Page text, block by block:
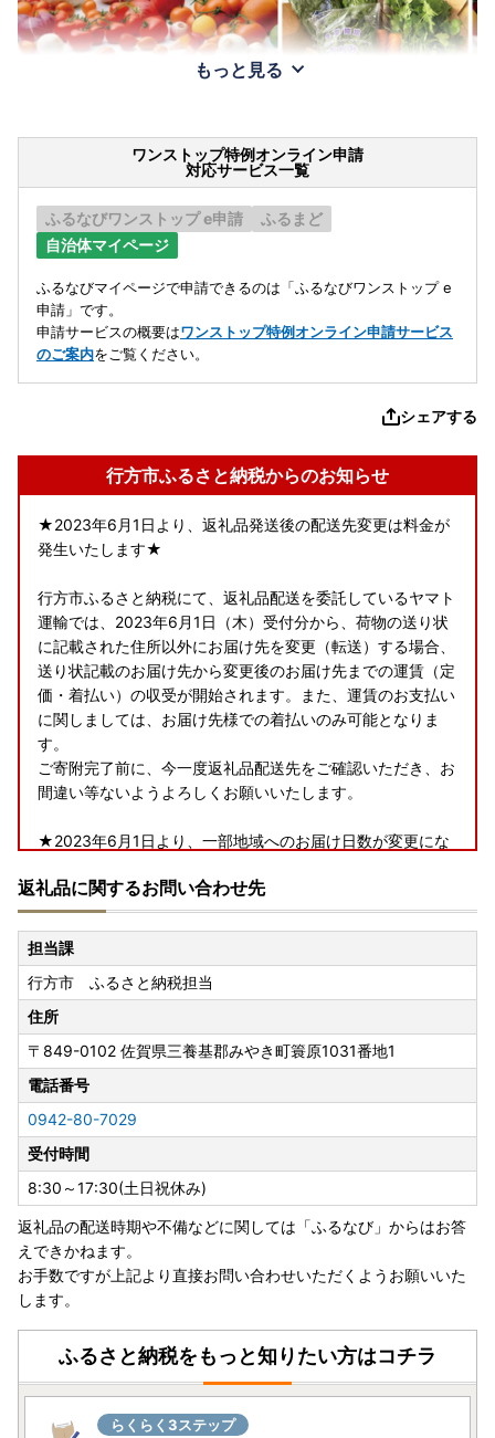
もっと見る
ワンストップ特例オンライン申請
対応サービス一覧
ふるなびワンストップ e申請
ふるまど
自治体マイページ
ふるなびマイページで申請できるのは「ふるなびワンストップ e
申請」です。
申請サービスの概要はワンストップ特例オンライン申請サービス
のご案内をご覧ください。
シェアする
行方市ふるさと納税からのお知らせ
★2023年6月1日より、返礼品発送後の配送先変更は料金が
発生いたします★
行方市ふるさと納税にて、返礼品配送を委託しているヤマト
運輸では、2023年6月1日（木）受付分から、荷物の送り状
に記載された住所以外にお届け先を変更（転送）する場合、
送り状記載のお届け先から変更後のお届け先までの運賃（定
価・着払い）の収受が開始されます。また、運賃のお支払い
に関しましては、お届け先様での着払いのみ可能となりま
す。
ご寄附完了前に、今一度返礼品配送先をご確認いただき、お
間違い等ないようよろしくお願いいたします。
★2023年6月1日より、一部地域へのお届け日数が変更にな
行方市ふるさと納税にて、返礼品配送を委託しているヤマト
運輸では、2023年6月1日（木）受付分から、下記の地域へ
のお届け日数および時間指定帯が変更となります。
賞味期限が短い一部返礼品（クール便配送）につきまして
は、下記対象地域含む一部地域へは配送できないこともござ
いますので、予めご了承くださいますよう、お願い申し上げ
ます。
＜対象地域＞
・島根県（松江市、安来市のみ対象）、広島県（福山市のみ
対象）、鳥取県、岡山県、徳島県、香川県、愛媛県、高知県
■書類の送付について■
寄附金受領証明書、及びワンストップ特例申請書はお申し込
み完了後、2週間から1ヶ月ほどでお送りいたします。
※お申し込み状況により前後する場合がございます。あらか
じめご了承ください。
■寄附金税額控除に係る申告特例申請書（ワンストップ特例
申請書）の送付について ■
せて期限内に下記へご郵送下さい。
返礼品に関するお問い合わせ先
担当課
行方市 ふるさと納税担当
住所
〒849-0102 佐賀県三養基郡みやき町簑原1031番地1
電話番号
0942-80-7029
受付時間
8:30～17:30(土日祝休み)
返礼品の配送時期や不備などに関しては「ふるなび」からはお答
えできかねます。
お手数ですが上記より直接お問い合わせいただくようお願いいた
します。
ふるさと納税をもっと知りたい方はコチラ
らくらく3ステップ